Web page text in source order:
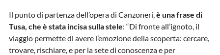
Il punto di partenza dell’opera di Canzoneri,è una frase di
Tusa, che è stata incisa sulla stele: “Di fronte all’ignoto, il
viaggio permette di avere l’emozione della scoperta: cercare,
trovare, rischiare, e per la sete di conoscenza e per